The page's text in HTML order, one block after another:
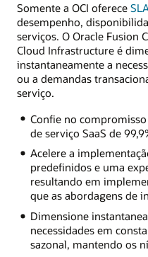
Somente a OCI oferece
desempenho,
serviços. O Oracle Fusion
Cloud Infrastructure é
instantaneamente a
ou a demandas
serviço.
Confie no
de serviço SaaS de
Acelere a
predefinidos e uma
resultando em
que as abordagens de
Dimensione
necessidades em
sazonal, mantendo os